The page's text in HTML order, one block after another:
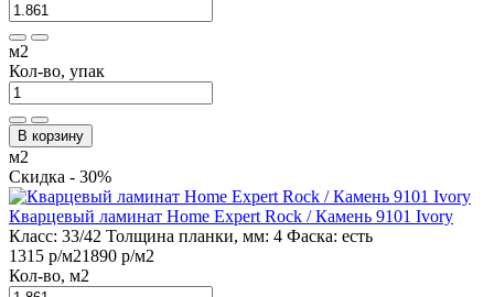
м2
Кол-во, упак
В корзину
м2
Скидка - 30%
Кварцевый ламинат Home Expert Rock / Камень 9101 Ivory
Класс: 33/42 Толщина планки, мм: 4 Фаска: есть
1315 р/м21890 р/м2
Кол-во, м2